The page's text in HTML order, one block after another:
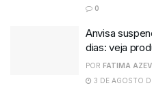
0
Anvisa
dias: veja
POR FATIMA
3 DE AGOSTO